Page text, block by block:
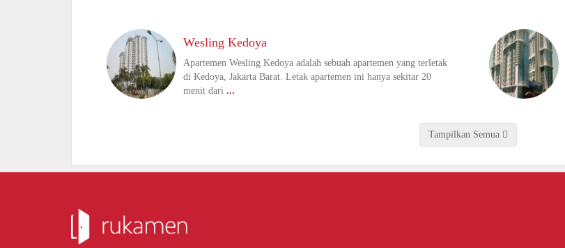
Wesling Kedoya
Apartemen Wesling Kedoya adalah sebuah apartemen yang terletak
di Kedoya, Jakarta Barat. Letak apartemen ini hanya sekitar 20
menit dari ...
Tampilkan Semua